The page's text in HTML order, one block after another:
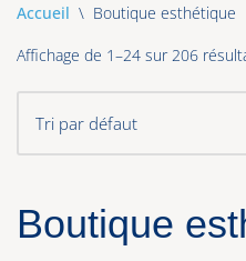
Accueil \ Boutique esthétique
Affichage de 1–24 sur 206
Boutique